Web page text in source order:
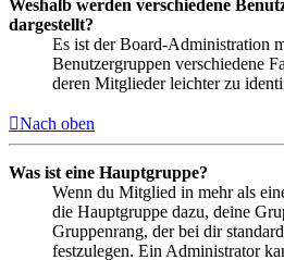
Weshalb werden verschiedene
dargestellt?
Es ist der Board-Administration
Benutzergruppen verschiedene
deren Mitglieder leichter zu
Nach oben
Was ist eine Hauptgruppe?
Wenn du Mitglied in mehr als
die Hauptgruppe dazu, deine
Gruppenrang, der bei dir
festzulegen. Ein Administrator